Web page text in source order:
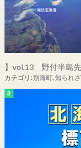
】vol.13 野付半島先
カテゴリ:別海町,知られ